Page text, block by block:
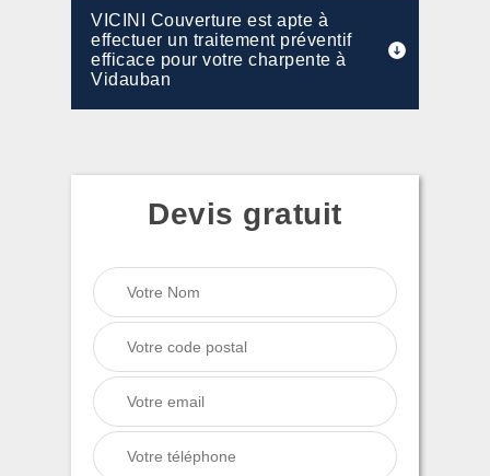
VICINI Couverture est apte à
effectuer un traitement préventif
efficace pour votre charpente à
Vidauban
Devis gratuit